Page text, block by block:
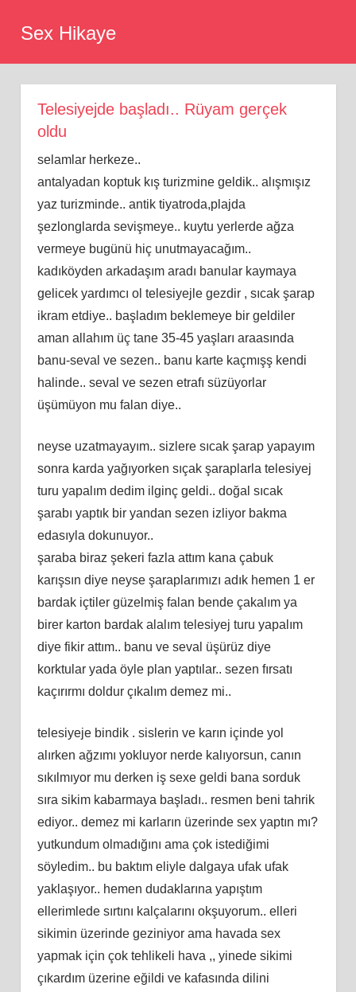
Sex Hikaye
Telesiyejde başladı.. Rüyam gerçek
oldu
selamlar herkeze..
antalyadan koptuk kış turizmine geldik.. alışmışız
yaz turizminde.. antik tiyatroda,plajda
şezlonglarda sevişmeye.. kuytu yerlerde ağza
vermeye bugünü hiç unutmayacağım..
kadıköyden arkadaşım aradı banular kaymaya
gelicek yardımcı ol telesiyejle gezdir , sıcak şarap
ikram etdiye.. başladım beklemeye bir geldiler
aman allahım üç tane 35-45 yaşları araasında
banu-seval ve sezen.. banu karte kaçmışş kendi
halinde.. seval ve sezen etrafı süzüyorlar
üşümüyon mu falan diye..
neyse uzatmayayım.. sizlere sıcak şarap yapayım
sonra karda yağıyorken sıçak şaraplarla telesiyej
turu yapalım dedim ilginç geldi.. doğal sıcak
şarabı yaptık bir yandan sezen izliyor bakma
edasıyla dokunuyor..
şaraba biraz şekeri fazla attım kana çabuk
karışsın diye neyse şaraplarımızı adık hemen 1 er
bardak içtiler güzelmiş falan bende çakalım ya
birer karton bardak alalım telesiyej turu yapalım
diye fikir attım.. banu ve seval üşürüz diye
korktular yada öyle plan yaptılar.. sezen fırsatı
kaçırırmı doldur çıkalım demez mi..
telesiyeje bindik . sislerin ve karın içinde yol
alırken ağzımı yokluyor nerde kalıyorsun, canın
sıkılmıyor mu derken iş sexe geldi bana sorduk
sıra sikim kabarmaya başladı.. resmen beni tahrik
ediyor.. demez mi karların üzerinde sex yaptın mı?
yutkundum olmadığını ama çok istediğimi
söyledim.. bu baktım eliyle dalgaya ufak ufak
yaklaşıyor.. hemen dudaklarına yapıştım
ellerimlede sırtını kalçalarını okşuyorum.. elleri
sikimin üzerinde geziniyor ama havada sex
yapmak için çok tehlikeli hava ,, yinede sikimi
çıkardım üzerine eğildi ve kafasında dilini